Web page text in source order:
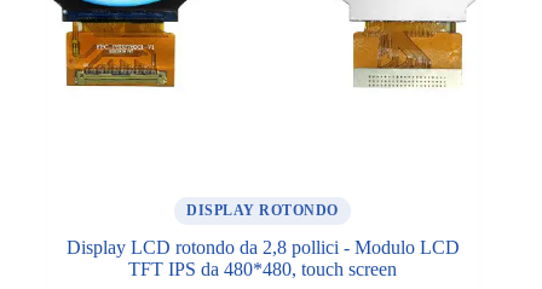
DISPLAY ROTONDO
Display LCD rotondo da 2,8 pollici - Modulo LCD
TFT IPS da 480*480, touch screen